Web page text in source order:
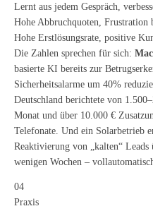
Lernt aus jedem Gespräch,
Hohe Abbruchquoten, Frustration
Hohe Erstlösungsrate, positive
Die Zahlen sprechen für sich:
basierte KI bereits zur
Sicherheitsalarme um 40%
Deutschland berichtete von
Monat und über 10.000 €
Telefonate. Und ein Solarbetrieb
Reaktivierung von „kalten“
wenigen Wochen –
04
Praxis